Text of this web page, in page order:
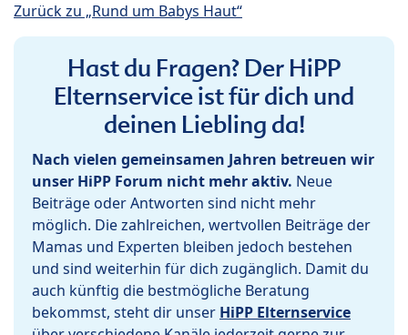
Zurück zu „Rund um Babys Haut“
Hast du Fragen? Der HiPP
Elternservice ist für dich und
deinen Liebling da!
Nach vielen gemeinsamen Jahren betreuen wir
unser HiPP Forum nicht mehr aktiv. Neue
Beiträge oder Antworten sind nicht mehr
möglich. Die zahlreichen, wertvollen Beiträge der
Mamas und Experten bleiben jedoch bestehen
und sind weiterhin für dich zugänglich. Damit du
auch künftig die bestmögliche Beratung
bekommst, steht dir unser HiPP Elternservice